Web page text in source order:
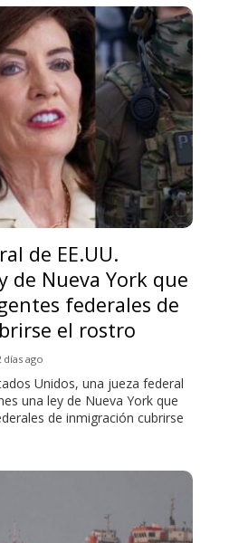
de EE.UU.
de Nueva York que
federales de
el rostro
días ago
Unidos, una jueza federal
una ley de Nueva York que
de inmigración cubrirse